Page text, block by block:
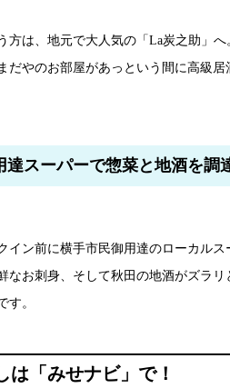
方は、地元で大人気の「La炭之助」
だやのお部屋があっという間に高級
スーパーで惣菜と地酒を調
イン前に横手市民御用達のローカル
なお刺身、そして秋田の地酒がズラ
す。
は「みせナビ」で！